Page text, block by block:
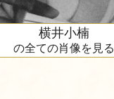
横井小楠
の全ての肖像を見る